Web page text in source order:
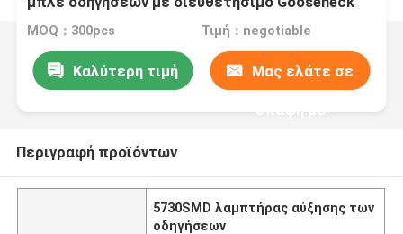
χρονομέτρων
MOQ：300pcs Τιμή：negotiable
Καλύτερη τιμή Μας ελάτε σε
επαφή με
Περιγραφή προϊόντων
5730SMD λαμπτήρας αύξησης των
οδηγήσεων